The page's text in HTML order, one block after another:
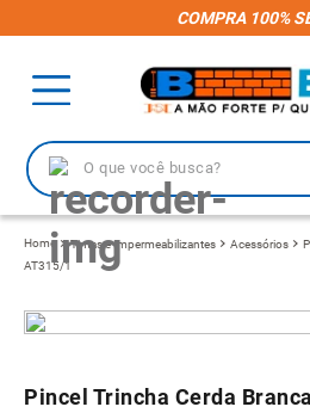
COMPRA 100%
O que você busca?
Tintas e Impermeabilizantes Acessórios
AT315/1
Pincel Trincha Cerda
TERMOS MAIS BUSCADOS
1º piso
2º porcelanato
4º vaso sanitário